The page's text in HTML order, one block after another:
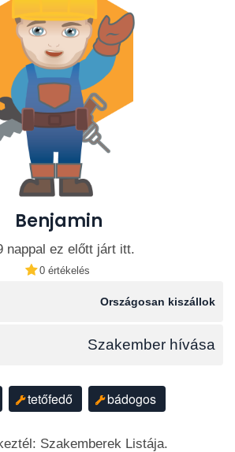
Benjamin
nappal ez előtt járt itt.
0 értékelés
Országosan kiszállok
Szakember hívása
tetőfedő bádogos
Szakemberek Listája.